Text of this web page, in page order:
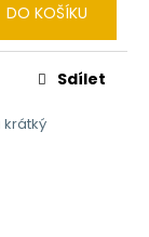
DO KOŠÍKU
krátký
Sdílet